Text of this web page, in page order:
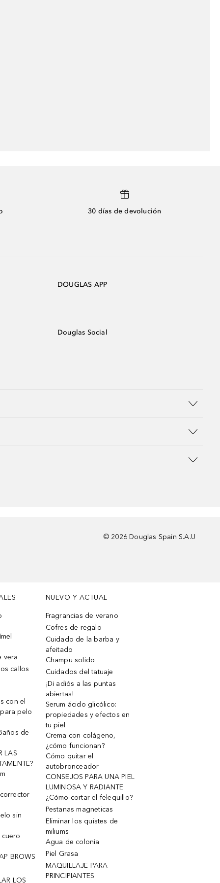
30 días de devolución
DOUGLAS APP
Douglas Social
© 2026 Douglas Spain S.A.U
vera
callos
con el
pelo
de
LAS
sin
cuero
BROWS
LOS
NUEVO Y ACTUAL
Fragrancias de verano
Cofres de regalo
Cuidado de la barba y
afeitado
Champu solido
Cuidados del tatuaje
¡Di adiós a las puntas
abiertas!
Serum ácido glicólico:
propiedades y efectos en
tu piel
Crema con colágeno,
¿cómo funcionan?
Cómo quitar el
autobronceador
CONSEJOS PARA UNA PIEL
LUMINOSA Y RADIANTE
¿Cómo cortar el felequillo?
Pestanas magneticas
Eliminar los quistes de
miliums
Agua de colonia
Piel Grasa
MAQUILLAJE PARA
PRINCIPIANTES